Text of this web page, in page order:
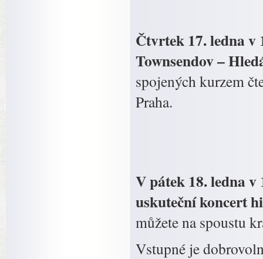
Čtvrtek 17. ledna
Townsendov –
spojených kurzem
Praha.
V pátek 18. ledna
uskuteční koncert
můžete na spoustu
Vstupné je